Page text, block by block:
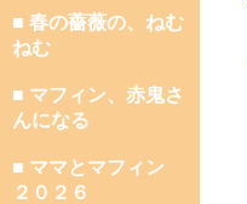
■ 春の薔薇の、ねむ
ねむ
■ マフィン、赤鬼さ
んになる
■ ママとマフィン
２０２６